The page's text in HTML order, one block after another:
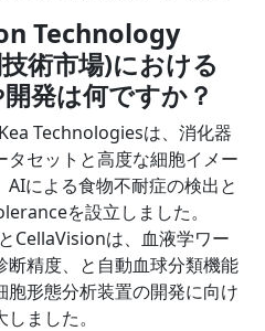
Technology
術市場)における
発は何ですか？
Technologiesは、消化器
タセットと高度な細胞イメー
AIによる食物不耐症の検出と
を設立しました。
CellaVisionは、血液学ワー
断精度、と自動血球分類機能
胞形態分析装置の開発に向け
ました。